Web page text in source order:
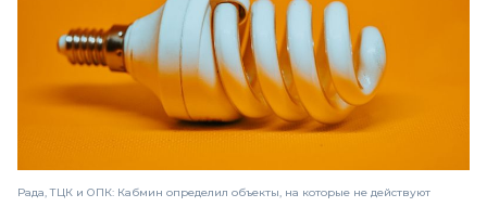
Рада, ТЦК и ОПК: Кабмин определил объекты, на которые не действуют